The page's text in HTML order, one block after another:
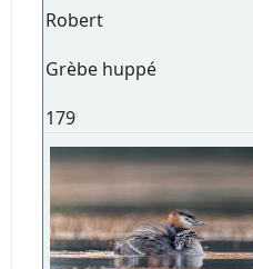
Robert
Grèbe huppé
179